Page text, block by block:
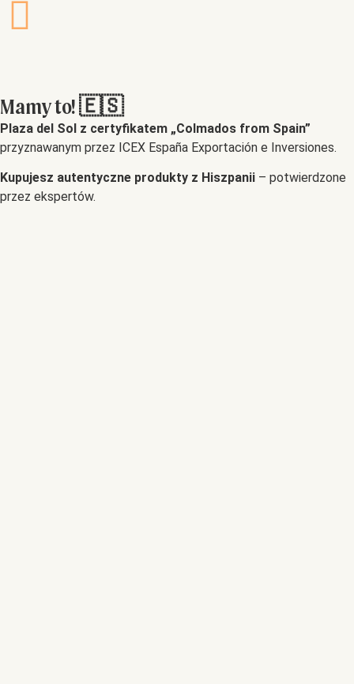
Mamy to! 🇪🇸
Plaza del Sol z certyfikatem „Colmados from Spain”
przyznawanym przez ICEX España Exportación e Inversiones.
Kupujesz autentyczne produkty z Hiszpanii – potwierdzone
przez ekspertów.